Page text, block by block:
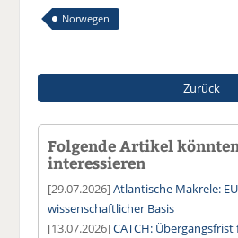
Norwegen
Zurück
Folgende Artikel
interessieren
[29.07.2026]Atlantische Makrele:
wissenschaftlicher Basis
[13.07.2026]CATCH: